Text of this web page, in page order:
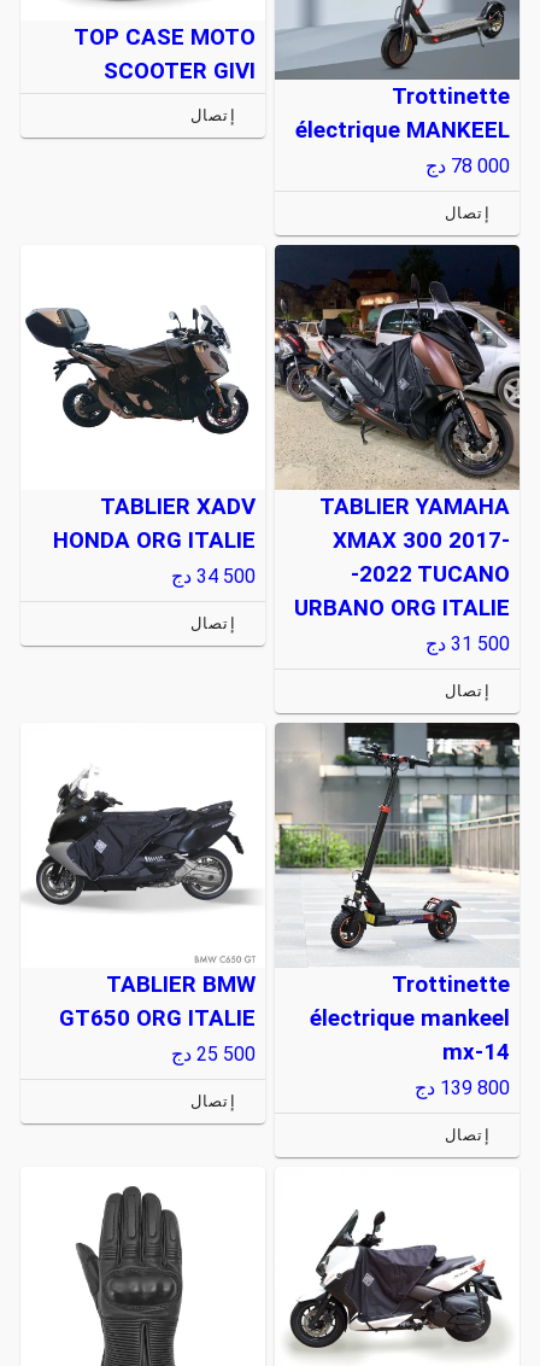
Trottinette
électrique MANKEEL
78 000 دج
إتصال
TOP CASE MOTO
SCOOTER GIVI
إتصال
TABLIER YAMAHA
XMAX 300 2017-
-2022 TUCANO
URBANO ORG ITALIE
31 500 دج
إتصال
TABLIER XADV
HONDA ORG ITALIE
34 500 دج
إتصال
Trottinette
électrique mankeel
mx-14
139 800 دج
إتصال
TABLIER BMW
GT650 ORG ITALIE
25 500 دج
إتصال